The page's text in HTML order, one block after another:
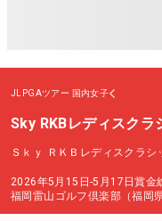
JLPGAツアー 国内女子
Sky RKBレディスクラ
Ｓｋｙ ＲＫＢレディスクラシ
2026年5月15日-5月17日賞金
福岡雷山ゴルフ倶楽部（福岡県